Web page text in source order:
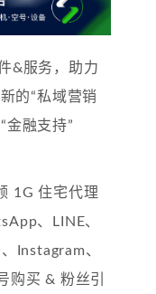
&服务，助力
的“私域营销
金融支持”
1G 住宅代理
、LINE、
Instagram、
购买 & 粉丝引